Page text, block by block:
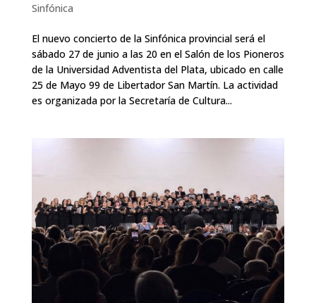
Sinfónica
El nuevo concierto de la Sinfónica provincial será el
sábado 27 de junio a las 20 en el Salón de los Pioneros
de la Universidad Adventista del Plata, ubicado en calle
25 de Mayo 99 de Libertador San Martín. La actividad
es organizada por la Secretaría de Cultura...